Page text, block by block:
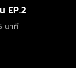
EP.2
นาที